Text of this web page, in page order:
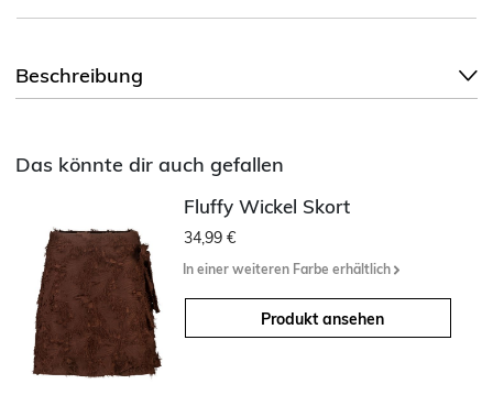
Beschreibung
Das könnte dir auch gefallen
Fluffy Wickel Skort
34,99 €
In einer weiteren Farbe erhältlich
Produkt ansehen